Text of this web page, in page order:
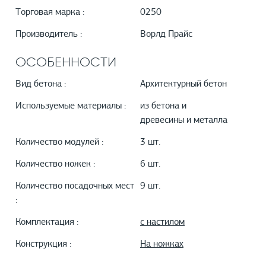
Торговая марка : 0250
Производитель : Ворлд Прайс
ОСОБЕННОСТИ
Вид бетона : Архитектурный бетон
Используемые материалы :
из бетона и
древесины и металла
Количество модулей : 3 шт.
Количество ножек : 6 шт.
Количество посадочных мест
:
9 шт.
Комплектация : с настилом
Конструкция : На ножках